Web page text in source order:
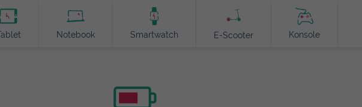
Tablet Notebook Smartwatch E-Scooter Konsole